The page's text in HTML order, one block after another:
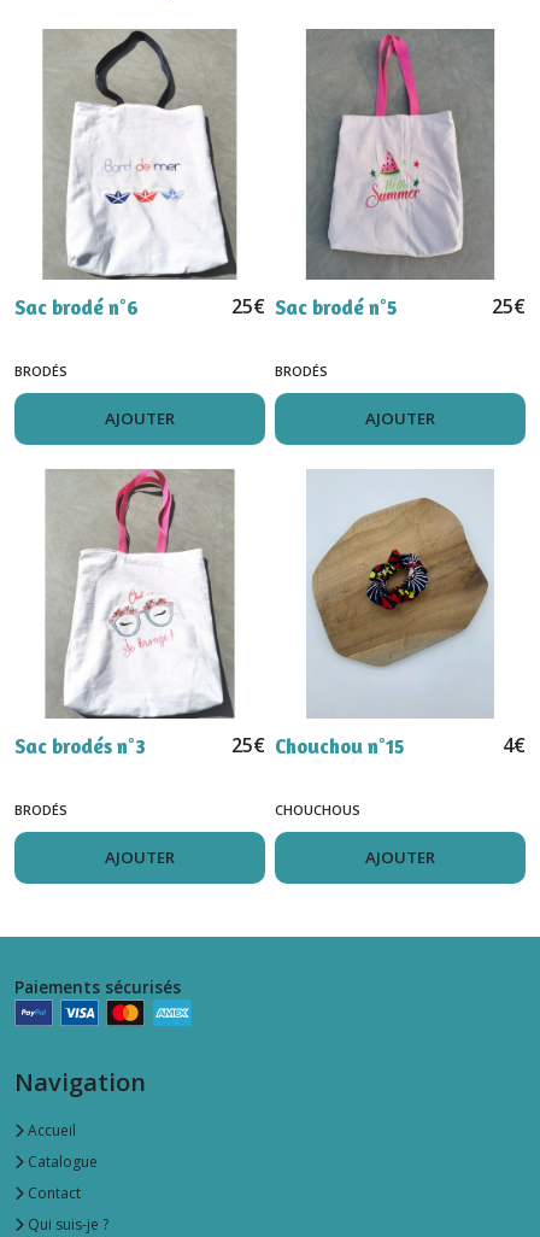
Sac brodé n°6 25€
BRODÉS
AJOUTER
Sac brodé n°5 25€
BRODÉS
AJOUTER
Sac brodés n°3 25€
BRODÉS
AJOUTER
Chouchou n°15 4€
CHOUCHOUS
AJOUTER
Paiements sécurisés
Navigation
Accueil
Catalogue
Contact
Qui suis-je ?